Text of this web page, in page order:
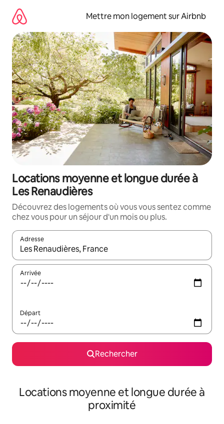
directement
contenu
Mettre mon logement sur Airbnb
Locations moyenne et longue durée à
Les Renaudières
Découvrez des logements où vous vous sentez comme
chez vous pour un séjour d'un mois ou plus.
Adresse
Lorsque les résultats s'affichent, utilisez les flèches vers le
Arrivée
Départ
Rechercher
Locations moyenne et longue durée à
proximité